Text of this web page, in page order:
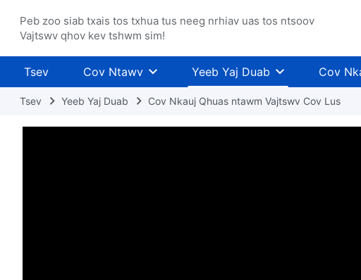
Peb zoo siab txais tos txhua tus neeg nrhiav uas tos ntsoov
Vajtswv qhov kev tshwm sim!
Tsev Cov Ntawv Yeeb Yaj Duab Cov
Tsev Yeeb Yaj Duab Cov Nkauj Qhuas ntawm Vajtswv Cov Lus